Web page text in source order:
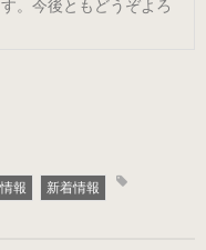
報 新着情報